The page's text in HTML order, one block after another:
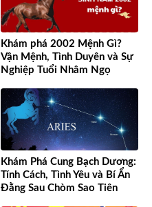
Khám phá 2002 Mệnh Gì?
Vận Mệnh, Tình Duyên và Sự
Nghiệp Tuổi Nhâm Ngọ
Khám Phá Cung Bạch Dương:
Tính Cách, Tình Yêu và Bí Ẩn
Đằng Sau Chòm Sao Tiên